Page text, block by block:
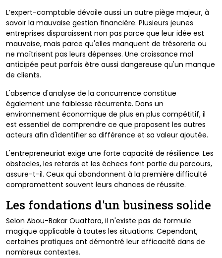
L’expert-comptable dévoile aussi un autre piège majeur, à
savoir la mauvaise gestion financière. Plusieurs jeunes
entreprises disparaissent non pas parce que leur idée est
mauvaise, mais parce qu'elles manquent de trésorerie ou
ne maîtrisent pas leurs dépenses. Une croissance mal
anticipée peut parfois être aussi dangereuse qu'un manque
de clients.
L'absence d'analyse de la concurrence constitue
également une faiblesse récurrente. Dans un
environnement économique de plus en plus compétitif, il
est essentiel de comprendre ce que proposent les autres
acteurs afin d'identifier sa différence et sa valeur ajoutée.
L'entrepreneuriat exige une forte capacité de résilience. Les
obstacles, les retards et les échecs font partie du parcours,
assure-t-il. Ceux qui abandonnent à la première difficulté
compromettent souvent leurs chances de réussite.
Les fondations d'un business solide
Selon Abou-Bakar Ouattara, il n'existe pas de formule
magique applicable à toutes les situations. Cependant,
certaines pratiques ont démontré leur efficacité dans de
nombreux contextes.